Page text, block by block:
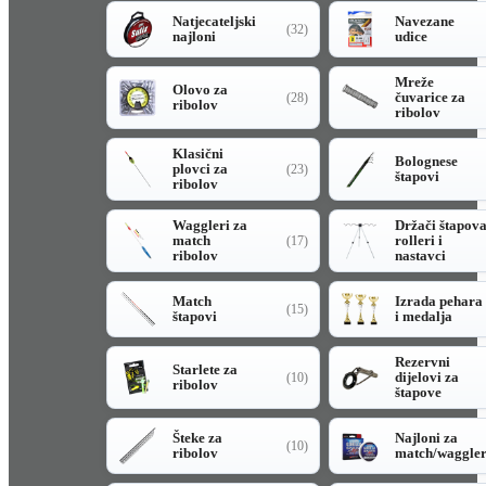
Natjecateljski
najloni
(32)
Navezane
udice
Olovo za
ribolov
(28)
Mreže
čuvarice za
ribolov
Klasični
plovci za
ribolov
(23)
Bolognese
štapovi
Waggleri za
match
ribolov
(17)
Držači štapova
rolleri i
nastavci
Match
štapovi
(15)
Izrada pehara
i medalja
Starlete za
ribolov
(10)
Rezervni
dijelovi za
štapove
Šteke za
ribolov
(10)
Najloni za
match/waggler